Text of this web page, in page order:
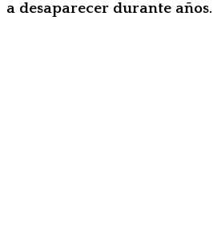
a desaparecer durante años.